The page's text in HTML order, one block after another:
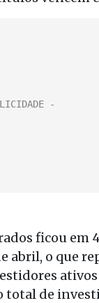
ficou em
o que
total de